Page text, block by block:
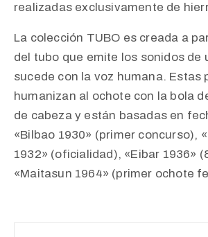
realizadas exclusivamente de
La colección TUBO es creada a
del tubo que emite los sonidos de
sucede con la voz humana. Estas
humanizan al ochote con la bola
de cabeza y están basadas en
«Bilbao 1930» (primer concurso),
1932» (oficialidad), «Eibar 1936»
«Maitasun 1964» (primer ochote